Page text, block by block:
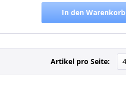
In den Warenkorb
Artikel pro Seite: